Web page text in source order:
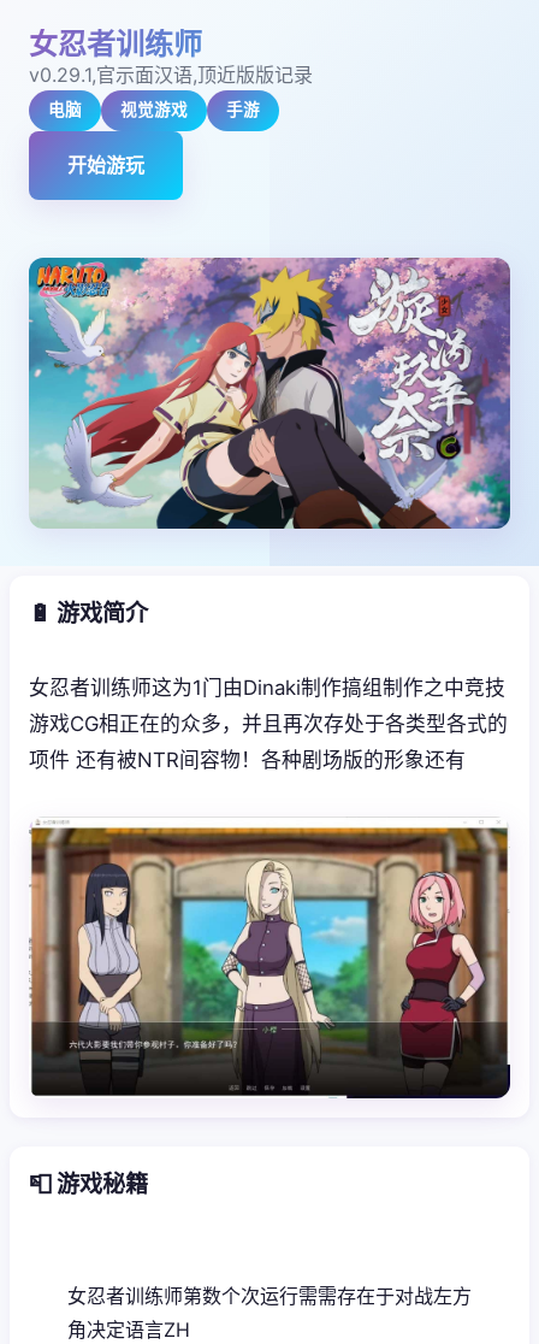
女忍者训练师
v0.29.1,官示面汉语,顶近版版记录
电脑 视觉游戏 手游
开始游玩
🔋 游戏简介
女忍者训练师这为1门由Dinaki制作搞组制作之中竞技
游戏CG相正在的众多，并且再次存处于各类型各式的
项件 还有被NTR间容物！各种剧场版的形象还有
📮 游戏秘籍
女忍者训练师第数个次运行需需存在于对战左方
角决定语言ZH